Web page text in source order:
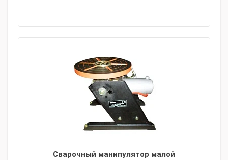
Сварочный манипулятор малой